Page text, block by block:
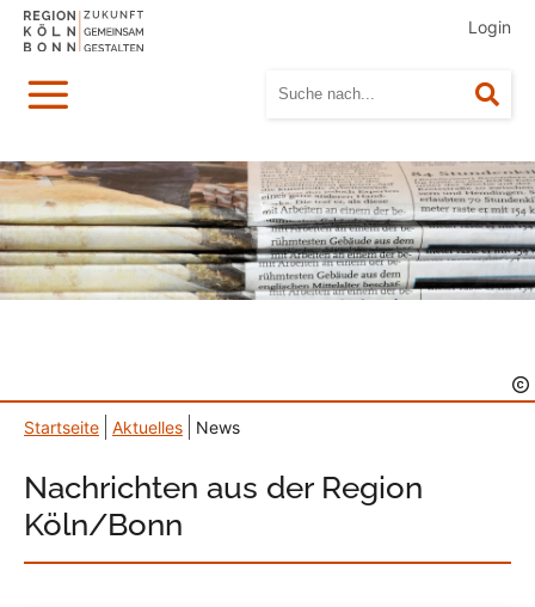
Login
Menü
Startseite Aktuelles News
Nachrichten aus der Region
Köln/Bonn